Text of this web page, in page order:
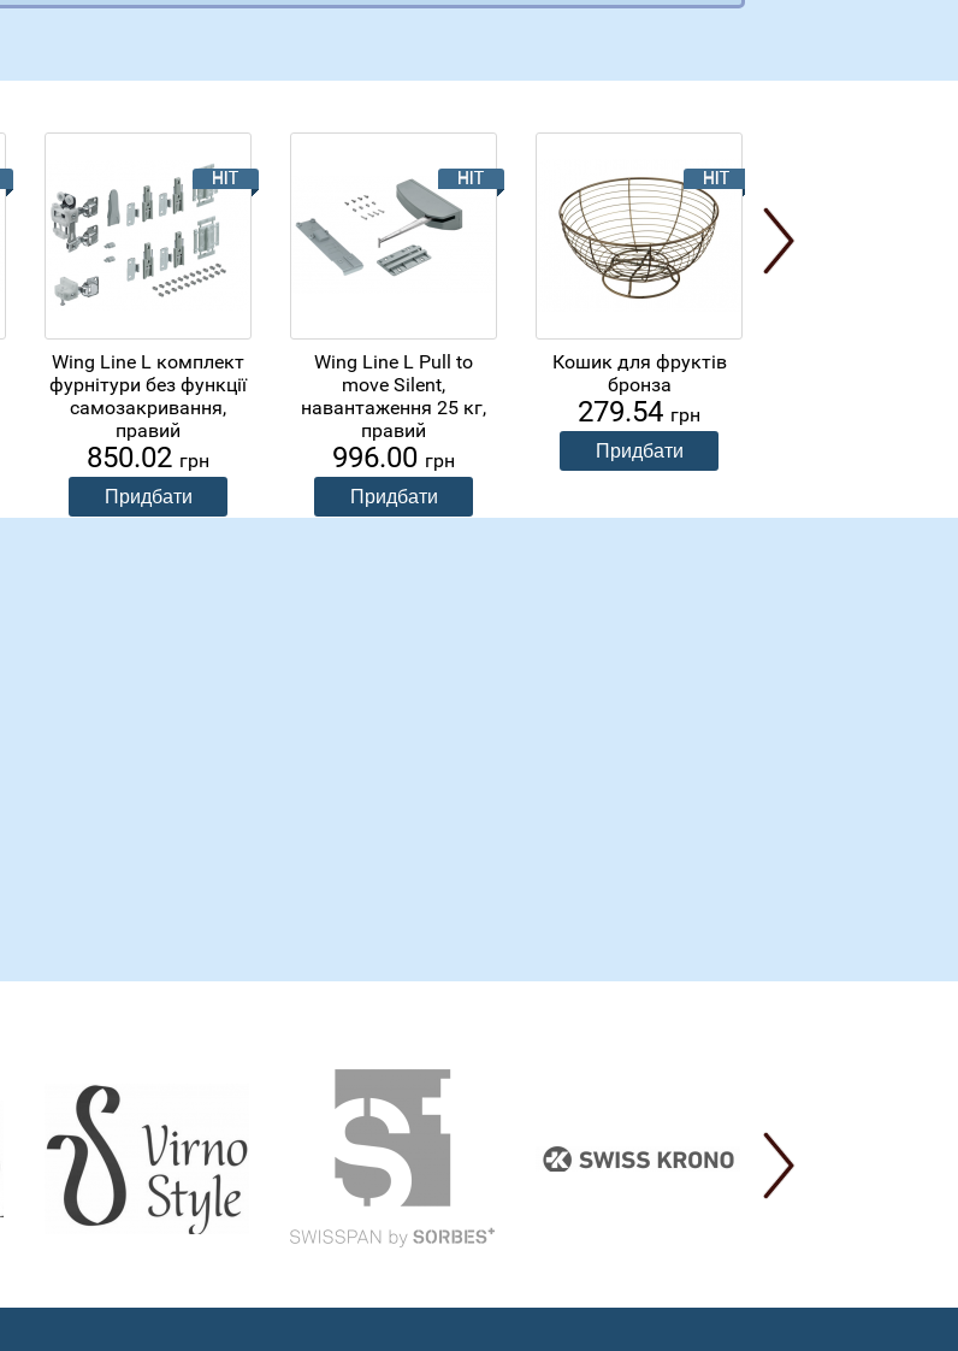
Wing Line L комплект
фурнітури без функції
самозакривання,
правий
850.02 грн
Wing Line L Pull to
move Silent,
навантаження 25 кг,
правий
996.00 грн
Кошик для фруктів
бронза
279.54 грн